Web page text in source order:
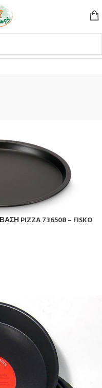
PIZZA 736508 – FISKO